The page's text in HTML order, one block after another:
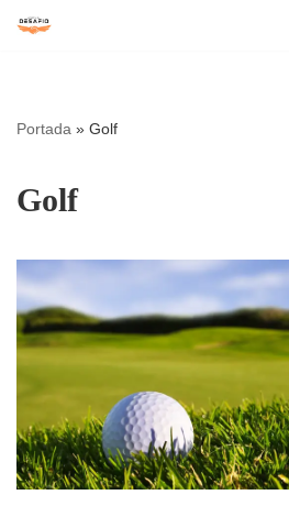
contenido
Portada » Golf
Golf